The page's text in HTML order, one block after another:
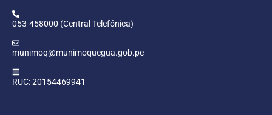
053-458000 (Central Telefónica)
munimoq@munimoquegua.gob.pe
RUC: 20154469941